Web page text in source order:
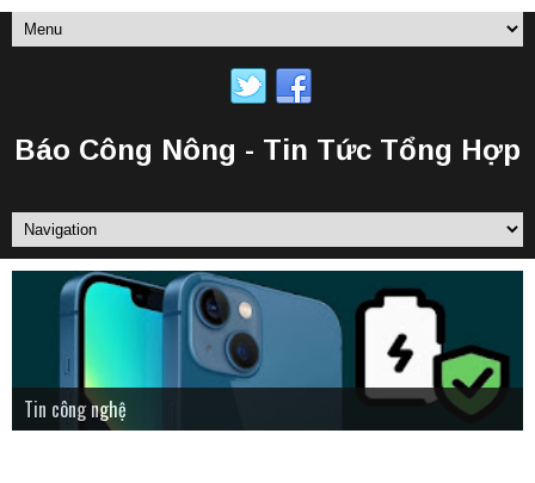
Báo Công Nông - Tin Tức Tổng Hợp
Tin Tức Nông Nghiệp
Tin công nghệ
Status tâm trạng